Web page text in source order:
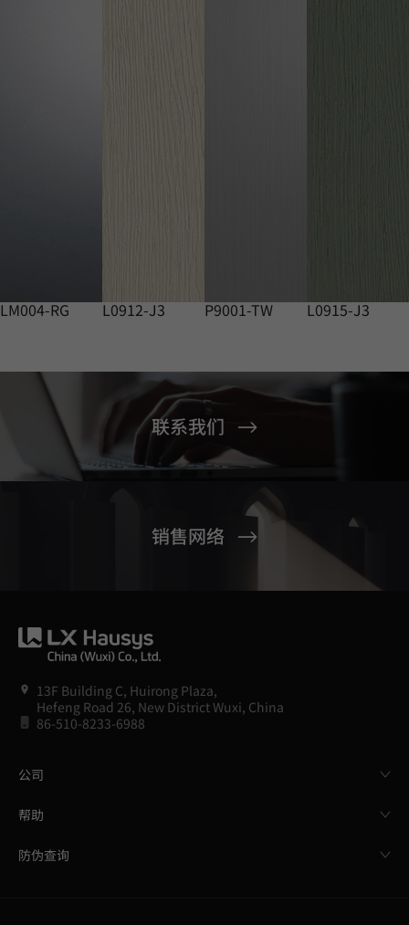
LM004-RG L0912-J3 P9001-TW L0915-J3
联系我们
销售网络
13F Building C, Huirong Plaza,
Hefeng Road 26, New District Wuxi, China
86-510-8233-6988
公司
帮助
防伪查询